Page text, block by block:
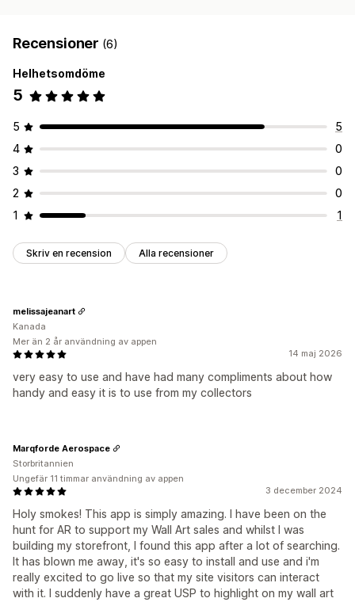
Recensioner (6)
Helhetsomdöme
5
5
5
4
0
3
0
2
0
1
1
Skriv en recension Alla recensioner
14 maj 2026
very easy to use and have had many compliments about how
handy and easy it is to use from my collectors
melissajeanart
Kanada
Mer än 2 år användning av appen
3 december 2024
Holy smokes! This app is simply amazing. I have been on the
hunt for AR to support my Wall Art sales and whilst I was
building my storefront, I found this app after a lot of searching.
It has blown me away, it's so easy to install and use and i'm
really excited to go live so that my site visitors can interact
with it. I suddenly have a great USP to highlight on my wall art
Marqforde Aerospace
Storbritannien
Ungefär 11 timmar användning av appen